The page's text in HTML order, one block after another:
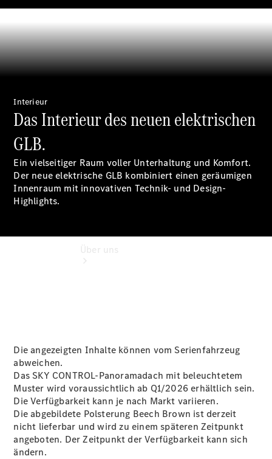
Reparatur
& Zubehör
Garantie
Pannen- &
Unfallhilfe
Rückrufe
Kontakt
Öffnungszeiten
Interieur
Das Interieur des neuen elektrischen
GLB.
Ein vielseitiger Raum voller Unterhaltung und Komfort.
Der neue elektrische GLB kombiniert einen geräumigen
Innenraum mit innovativen Technik- und Design-
Highlights.
Die angezeigten Inhalte können vom Serienfahrzeug
abweichen.
Das SKY CONTROL-Panoramadach mit beleuchtetem
Muster wird voraussichtlich ab Q1/2026 erhältlich sein.
Die Verfügbarkeit kann je nach Markt variieren.
Die abgebildete Polsterung Beech Brown ist derzeit
nicht lieferbar und wird zu einem späteren Zeitpunkt
angeboten. Der Zeitpunkt der Verfügbarkeit kann sich
ändern.